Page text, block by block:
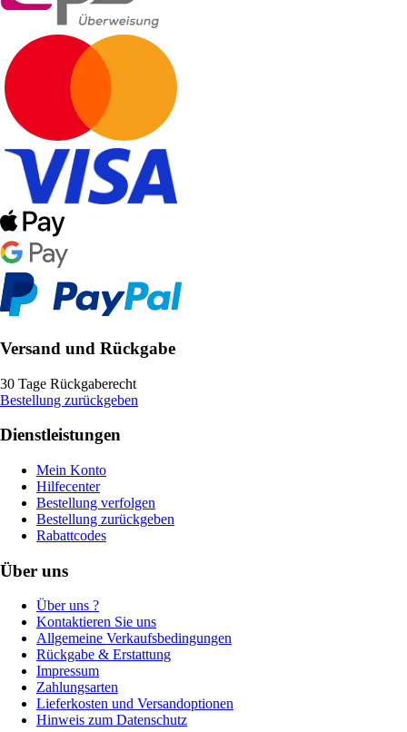
Versand und Rückgabe
30 Tage Rückgaberecht
Bestellung zurückgeben
Dienstleistungen
Mein Konto
Hilfecenter
Bestellung verfolgen
Bestellung zurückgeben
Rabattcodes
Über uns
Über uns ?
Kontaktieren Sie uns
Allgemeine Verkaufsbedingungen
Rückgabe & Erstattung
Impressum
Zahlungsarten
Lieferkosten und Versandoptionen
Hinweis zum Datenschutz